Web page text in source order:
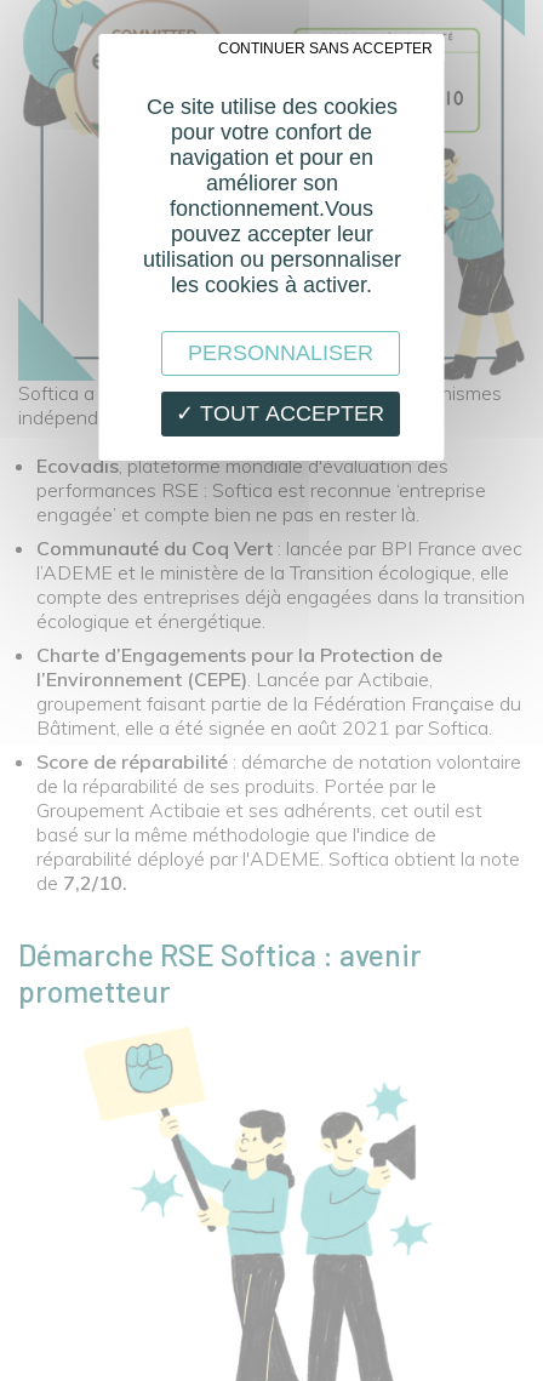
Softica a fait reconnaitre ces efforts par des organismes
indépendants :
Ecovadis, plateforme mondiale d'évaluation des
performances RSE : Softica est reconnue ‘entreprise
engagée’ et compte bien ne pas en rester là.
Communauté du Coq Vert : lancée par BPI France avec
l’ADEME et le ministère de la Transition écologique, elle
compte des entreprises déjà engagées dans la transition
écologique et énergétique.
Charte d’Engagements pour la Protection de
l’Environnement (CEPE). Lancée par Actibaie,
groupement faisant partie de la Fédération Française du
Bâtiment, elle a été signée en août 2021 par Softica.
Score de réparabilité : démarche de notation volontaire
de la réparabilité de ses produits. Portée par le
Groupement Actibaie et ses adhérents, cet outil est
basé sur la même méthodologie que l'indice de
réparabilité déployé par l'ADEME. Softica obtient la note
de 7,2/10.
Démarche RSE Softica : avenir
prometteur
Ce site utilise des cookies
pour votre confort de
navigation et pour en
améliorer son
fonctionnement.Vous
pouvez accepter leur
utilisation ou personnaliser
les cookies à activer.
✓ TOUT ACCEPTER
✗ CONTINUER SANS ACCEPTER
PERSONNALISER